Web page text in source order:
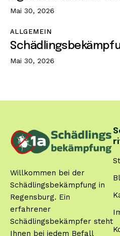
Mai 30, 2026
ALLGEMEIN
Mai 30, 2026
Willkommen bei der
Schädlingsbekämpfung in
Regensburg. Ein
erfahrener
Schädlingsbekämpfer steht
Ihnen bei jedem Befall